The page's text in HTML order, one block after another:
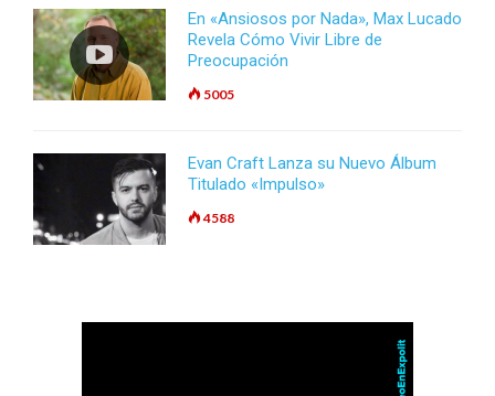
En «Ansiosos por Nada», Max Lucado
Revela Cómo Vivir Libre de
Preocupación
5005
Evan Craft Lanza su Nuevo Álbum
Titulado «Impulso»
4588